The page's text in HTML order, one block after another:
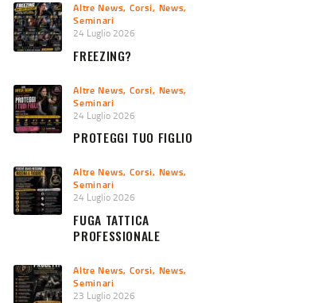
Altre News, Corsi, News,
Seminari
24 Luglio 2026
FREEZING?
Altre News, Corsi, News,
Seminari
24 Luglio 2026
PROTEGGI TUO FIGLIO
Altre News, Corsi, News,
Seminari
24 Luglio 2026
FUGA TATTICA
PROFESSIONALE
Altre News, Corsi, News,
Seminari
23 Luglio 2026